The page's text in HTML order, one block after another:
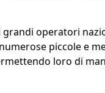
grandi operatori
piccole e
loro di